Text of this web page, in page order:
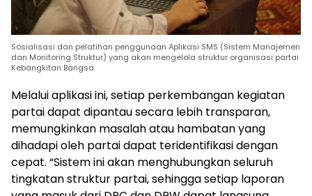
Sosialisasi dan pelatihan penggunaan Aplikasi SMS (Sistem Manajemen
dan Monitoring Struktur) yang akan mengelola struktur organisasi partai
Kebangkitan Bangsa
Melalui aplikasi ini, setiap perkembangan kegiatan
partai dapat dipantau secara lebih transparan,
memungkinkan masalah atau hambatan yang
dihadapi oleh partai dapat teridentifikasi dengan
cepat. “Sistem ini akan menghubungkan seluruh
tingkatan struktur partai, sehingga setiap laporan